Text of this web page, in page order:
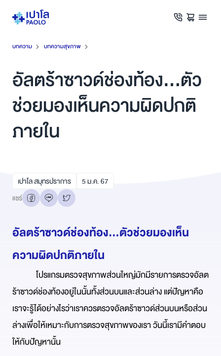
บทความ บทความสุขภาพ
อัลตร้าซาวด์ช่องท้อง...ตัว
ช่วยมองเห็นความผิดปกติ
ภายใน
เปาโล สมุทรปราการ 5ม.ค.67
แชร์
อัลตร้าซาวด์ช่องท้อง...ตัวช่วยมองเห็น
ความผิดปกติภายใน
โปรแกรมตรวจสุขภาพส่วนใหญ่มักมีรายการตรวจอัลต
ร้าซาวด์ช่องท้องอยู่ในนั้นทั้งส่วนบนและส่วนล่าง แต่ปัญหาคือ
เราจะรู้ได้อย่างไรว่าเราควรตรวจอัลตร้าซาวด์ส่วนบนหรือส่วน
ล่างเพื่อให้เหมาะกับการตรวจสุขภาพของเรา วันนี้เรามีคำตอบ
ให้กับปัญหานั้น